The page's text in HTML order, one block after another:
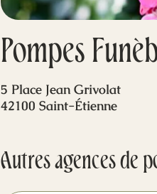
Pompes
5 Place Jean Grivolat
42100 Saint-Étienne
Autres agences de